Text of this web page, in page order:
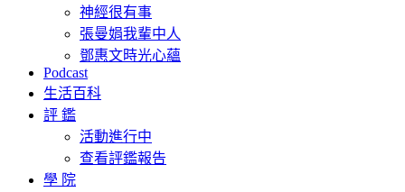
神經很有事
張曼娟我輩中人
鄧惠文時光心蘊
Podcast
生活百科
評 鑑
活動進行中
查看評鑑報告
學 院